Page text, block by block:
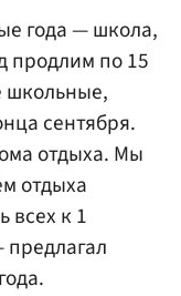
года — школа,
продлим по 15
школьные,
сентября.
отдыха. Мы
отдыха
всех к 1
предлагал